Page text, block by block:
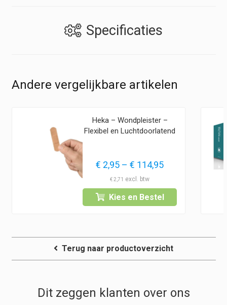
Specificaties
Andere vergelijkbare artikelen
Heka – Wondpleister –
Flexibel en Luchtdoorlatend
€ 2,95 – € 114,95Prijsklasse:
tot
€ 114,95
€2,71
Kies en Bestel
Terug naar productoverzicht
Dit zeggen klanten over ons